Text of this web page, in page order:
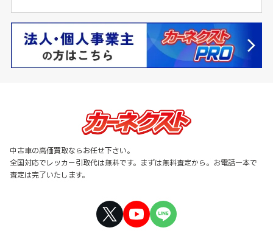
中古車の高価買取ならお任せ下さい。
全国対応でレッカー引取代は無料です。まずは無料査定から。お電話一本で
査定は完了いたします。